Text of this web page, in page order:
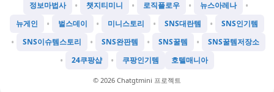
정보마법사 • 챗지티미니 • 로직플로우 • 뉴스아레나 •
뉴게인 • 벌스데이 • 미니스토리 • SNS대란템 • SNS인기템
• SNS이슈템스토리 • SNS완판템 • SNS꿀템 • SNS꿀템저장소
• 24쿠팡샵 • 쿠팡인기템 호텔매니아
© 2026 Chatgtmini 프로젝트